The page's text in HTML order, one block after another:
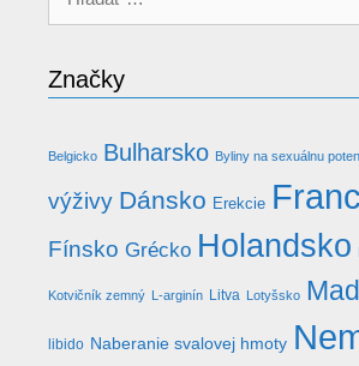
Značky
Belgicko Bulharsko Byliny na sexuálnu
výživy Dánsko Erekcie
Fínsko Grécko Holandsko
Kotvičník zemný L-arginín Litva Lotyšsko
libido Naberanie svalovej hmoty